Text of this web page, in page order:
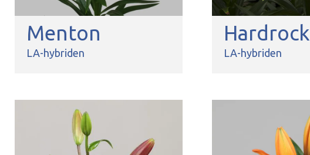
Menton
LA-hybriden
Hardrock
LA-hybriden